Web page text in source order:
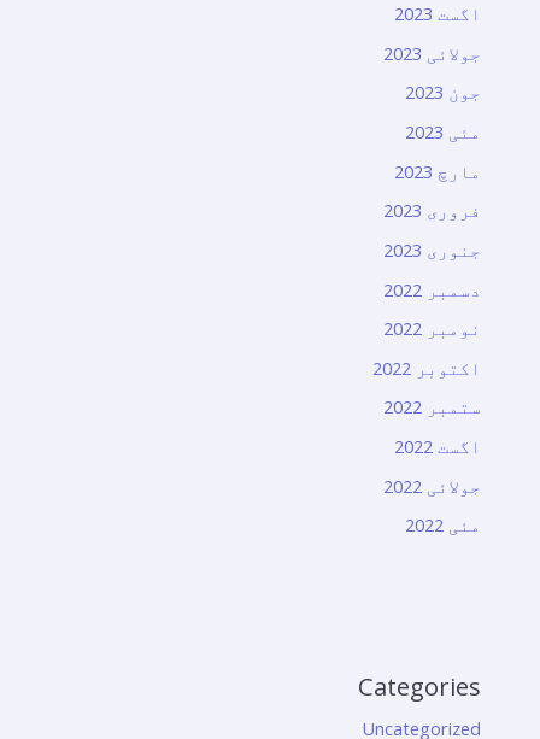
اگست 2023
جولائی 2023
جون 2023
مئی 2023
مارچ 2023
فروری 2023
جنوری 2023
دسمبر 2022
نومبر 2022
اکتوبر 2022
ستمبر 2022
اگست 2022
جولائی 2022
مئی 2022
Categories
Uncategorized